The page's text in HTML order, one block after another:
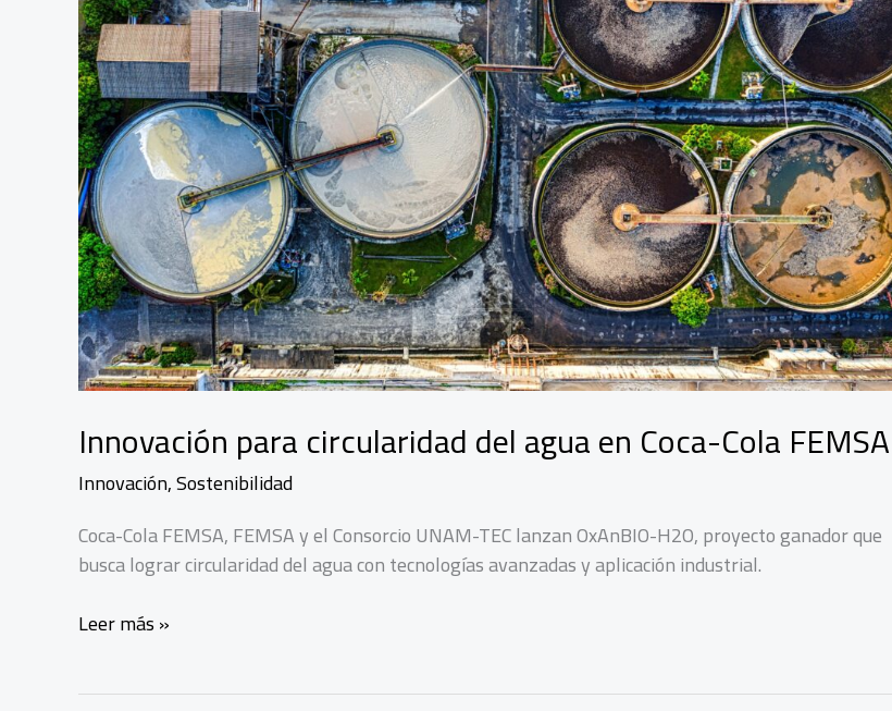
Innovación para circularidad del agua en Coca-Cola FEMSA
Innovación,Sostenibilidad
Coca-Cola FEMSA, FEMSA y el Consorcio UNAM-TEC lanzan OxAnBIO-H2O, proyecto ganador que
busca lograr circularidad del agua con tecnologías avanzadas y aplicación industrial.
Innovación
Leer más »